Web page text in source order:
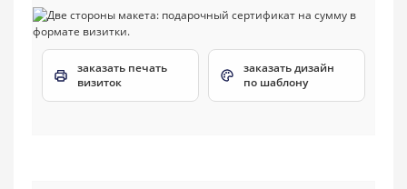
заказать печать
визиток
заказать дизайн
по шаблону